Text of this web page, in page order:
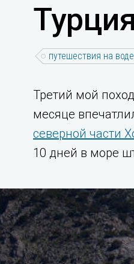
путешествия на воде
Третий мой
месяце
северной части
10 дней в море